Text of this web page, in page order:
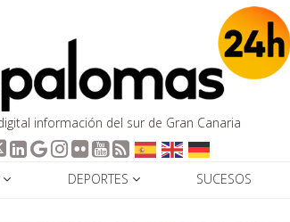
información del sur de Gran Canaria
DEPORTES SUCESOS